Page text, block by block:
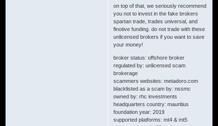
on top of that, we seriously recommend
you not to invest in the fake brokers
spartan trade, trades universal, and
finotive funding. do not trade with these
unlicensed brokers if you want to save
your money!
broker status: offshore broker
regulated by: unlicensed scam
brokerage
scammers websites: metadoro.com
blacklisted as a scam by: nssmc
owned by: rhc investments
headquarters country: mauritius
foundation year: 2019
supported platforms: mt4 & mt5